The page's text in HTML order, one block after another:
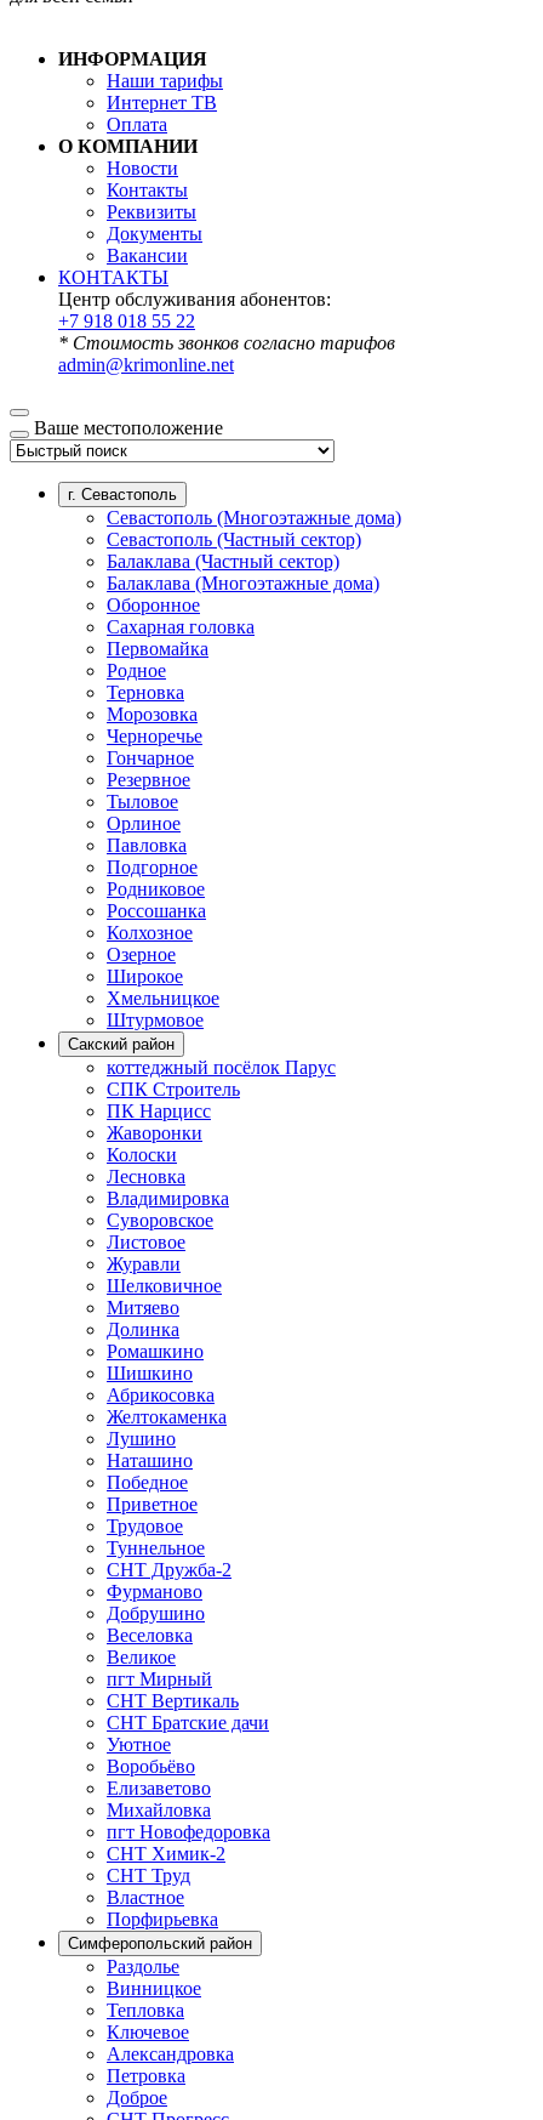
ИНФОРМАЦИЯ
Наши тарифы
Интернет ТВ
Оплата
О КОМПАНИИ
Новости
Контакты
Реквизиты
Документы
Вакансии
КОНТАКТЫ
Центр обслуживания абонентов:
+7 918 018 55 22
* Стоимость звонков согласно тарифов
admin@krimonline.net
Ваше местоположение
г. Севастополь
Севастополь (Многоэтажные дома)
Севастополь (Частный сектор)
Балаклава (Частный сектор)
Балаклава (Многоэтажные дома)
Оборонное
Сахарная головка
Первомайка
Родное
Терновка
Морозовка
Черноречье
Гончарное
Резервное
Тыловое
Орлиное
Павловка
Подгорное
Родниковое
Россошанка
Колхозное
Озерное
Широкое
Хмельницкое
Штурмовое
Сакский район
коттеджный посёлок Парус
СПК Строитель
ПК Нарцисс
Жаворонки
Колоски
Лесновка
Владимировка
Суворовское
Листовое
Журавли
Шелковичное
Митяево
Долинка
Ромашкино
Шишкино
Абрикосовка
Желтокаменка
Лушино
Наташино
Победное
Приветное
Трудовое
Туннельное
СНТ Дружба-2
Фурманово
Добрушино
Веселовка
Великое
пгт Мирный
СНТ Вертикаль
СНТ Братские дачи
Уютное
Воробьёво
Елизаветово
Михайловка
пгт Новофедоровка
СНТ Химик-2
СНТ Труд
Властное
Порфирьевка
Симферопольский район
Раздолье
Винницкое
Тепловка
Ключевое
Александровка
Петровка
Доброе